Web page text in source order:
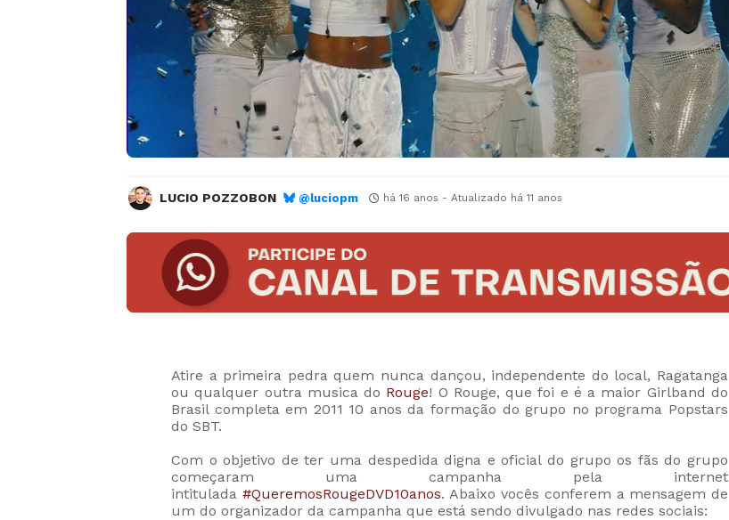
LUCIO POZZOBON @luciopm há 16 anos - Atualizado há 11 anos
Atire a primeira pedra quem nunca dançou, independente do local, Ragatanga
ou qualquer outra musica do Rouge! O Rouge, que foi e é a maior Girlband do
Brasil completa em 2011 10 anos da formação do grupo no programa Popstars
do SBT.
Com o objetivo de ter uma despedida digna e oficial do grupo os fãs do grupo
começaram uma campanha pela internet
intitulada #QueremosRougeDVD10anos. Abaixo vocês conferem a mensagem de
um do organizador da campanha que está sendo divulgado nas redes sociais: